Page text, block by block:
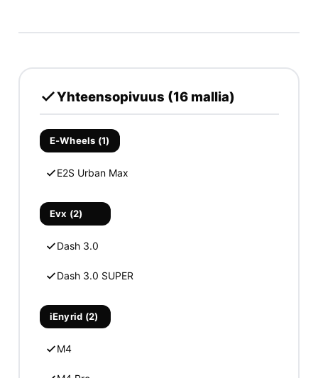
Yhteensopivuus (16 mallia)
E-Wheels (1)
E2S Urban Max
Evx (2)
Dash 3.0
Dash 3.0 SUPER
iEnyrid (2)
M4